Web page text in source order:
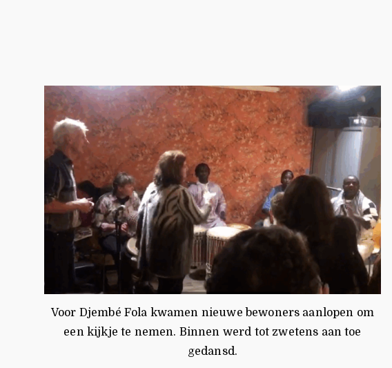
Voor Djembé Fola kwamen nieuwe bewoners aanlopen om
een kijkje te nemen. Binnen werd tot zwetens aan toe
gedansd.